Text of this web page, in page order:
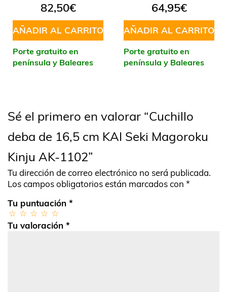
82,50€
AÑADIR AL CARRITO
Porte gratuito en
península y Baleares
64,95€
AÑADIR AL CARRITO
Porte gratuito en
península y Baleares
Sé el primero en valorar “Cuchillo
deba de 16,5 cm KAI Seki Magoroku
Kinju AK-1102”
Tu dirección de correo electrónico no será publicada.
Los campos obligatorios están marcados con *
Tu puntuación *
Tu valoración *